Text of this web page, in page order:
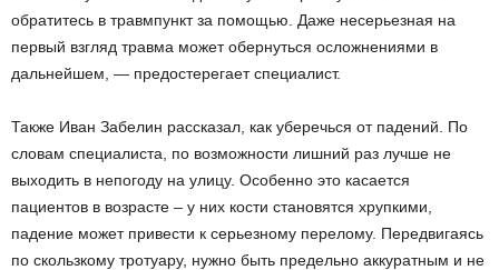
обратитесь в травмпункт за помощью. Даже несерьезная на
первый взгляд травма может обернуться осложнениями в
дальнейшем, — предостерегает специалист.
Также Иван Забелин рассказал, как уберечься от падений. По
словам специалиста, по возможности лишний раз лучше не
выходить в непогоду на улицу. Особенно это касается
пациентов в возрасте – у них кости становятся хрупкими,
падение может привести к серьезному перелому. Передвигаясь
по скользкому тротуару, нужно быть предельно аккуратным и не